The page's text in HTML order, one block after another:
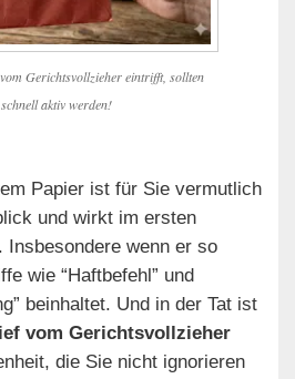
Gerichtsvollzieher eintrifft, sollten
aktiv werden!
Papier ist für Sie vermutlich
und wirkt im ersten
. Insbesondere wenn er so
wie “Haftbefehl” und
beinhaltet. Und in der Tat ist
vom Gerichtsvollzieher
die Sie nicht ignorieren